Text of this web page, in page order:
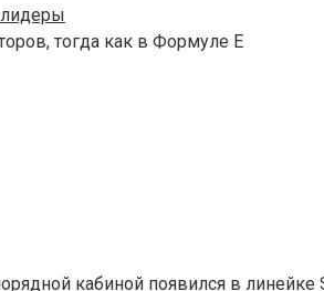
тогда как в Формуле E
кабиной появился в линейке